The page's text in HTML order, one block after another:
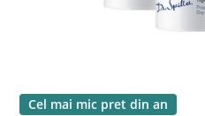
Cel mai mic pret din an